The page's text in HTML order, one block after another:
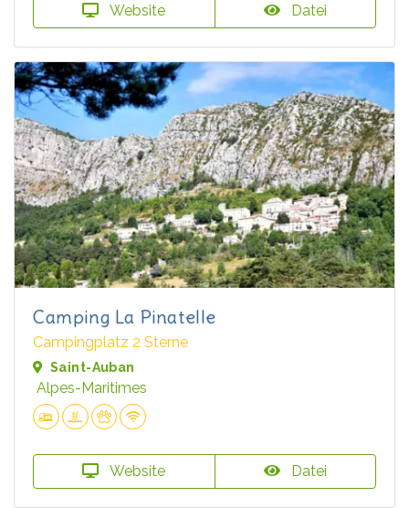
Website Datei
Camping La Pinatelle
Campingplatz 2 Sterne
Saint-Auban
Alpes-Maritimes
Website Datei